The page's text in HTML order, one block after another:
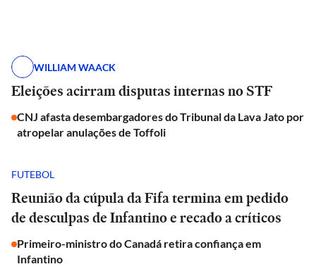
WILLIAM WAACK
Eleições acirram disputas internas no STF
CNJ afasta desembargadores do Tribunal da Lava Jato por
atropelar anulações de Toffoli
FUTEBOL
Reunião da cúpula da Fifa termina em pedido
de desculpas de Infantino e recado a críticos
Primeiro-ministro do Canadá retira confiança em
Infantino